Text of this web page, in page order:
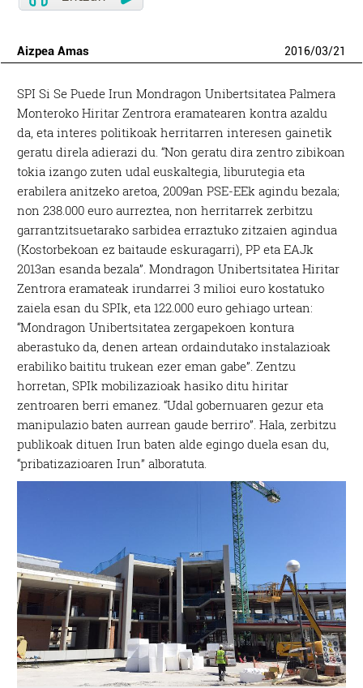
Aizpea Amas 2016/03/21
SPI Si Se Puede Irun Mondragon Unibertsitatea Palmera
Monteroko Hiritar Zentrora eramatearen kontra azaldu
da, eta interes politikoak herritarren interesen gainetik
geratu direla adierazi du. “Non geratu dira zentro zibikoan
tokia izango zuten udal euskaltegia, liburutegia eta
erabilera anitzeko aretoa, 2009an PSE-EEk agindu bezala;
non 238.000 euro aurreztea, non herritarrek zerbitzu
garrantzitsuetarako sarbidea erraztuko zitzaien agindua
(Kostorbekoan ez baitaude eskuragarri), PP eta EAJk
2013an esanda bezala”. Mondragon Unibertsitatea Hiritar
Zentrora eramateak irundarrei 3 milioi euro kostatuko
zaiela esan du SPIk, eta 122.000 euro gehiago urtean:
“Mondragon Unibertsitatea zergapekoen kontura
aberastuko da, denen artean ordaindutako instalazioak
erabiliko baititu trukean ezer eman gabe”. Zentzu
horretan, SPIk mobilizazioak hasiko ditu hiritar
zentroaren berri emanez. “Udal gobernuaren gezur eta
manipulazio baten aurrean gaude berriro”. Hala, zerbitzu
publikoak dituen Irun baten alde egingo duela esan du,
“pribatizazioaren Irun” alboratuta.